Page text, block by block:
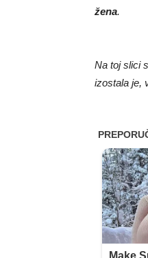
žena.
Na toj slici
izostala je,